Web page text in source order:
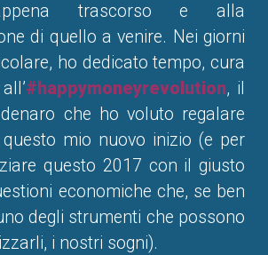
trascorso e alla
di quello a venire. Nei giorni
ho dedicato tempo, cura
#happymoneyrevolution, il
che ho voluto regalare
mio nuovo inizio (e per
questo 2017 con il giusto
economiche che, se ben
degli strumenti che possono
i nostri sogni).